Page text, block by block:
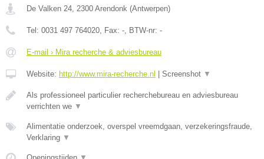
De Valken 24 2300 Arendonk (Antwerpen)
Tel: 0031 497 764020 , Fax: - , BTW-nr: -
E-mail › Mira recherche & adviesbureau
Website: http://www.mira-recherche.nl Screenshot ▼
Als professioneel particulier recherchebureau en adviesbureau
verrichten we ▼
Alimentatie onderzoek, overspel vreemdgaan, verzekeringsfraude,
Verklaring ▼